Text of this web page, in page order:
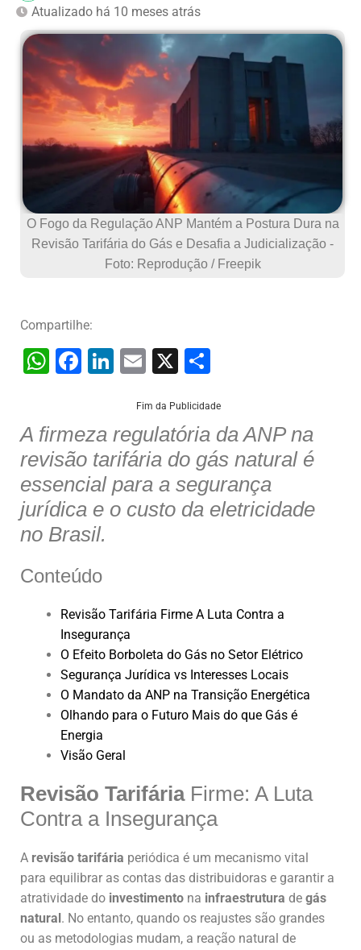
Atualizado há 10 meses atrás
O Fogo da Regulação ANP Mantém a Postura Dura na
Revisão Tarifária do Gás e Desafia a Judicialização -
Foto: Reprodução / Freepik
Compartilhe:
W
s
A
p
p
F
e
b
o
o
k
Li
e
dI
n
E
ai
l
X
ar
e
Fim da Publicidade
A firmeza regulatória da ANP na
revisão tarifária do gás natural é
essencial para a segurança
jurídica e o custo da eletricidade
no Brasil.
Conteúdo
Revisão Tarifária Firme A Luta Contra a
Insegurança
O Efeito Borboleta do Gás no Setor Elétrico
Segurança Jurídica vs Interesses Locais
O Mandato da ANP na Transição Energética
Olhando para o Futuro Mais do que Gás é
Energia
Visão Geral
Revisão TarifáriaFirme: A Luta
Contra a Insegurança
A revisão tarifária periódica é um mecanismo vital
para equilibrar as contas das distribuidoras e garantir a
atratividade do investimento na infraestrutura de gás
natural . No entanto, quando os reajustes são grandes
ou as metodologias mudam, a reação natural de